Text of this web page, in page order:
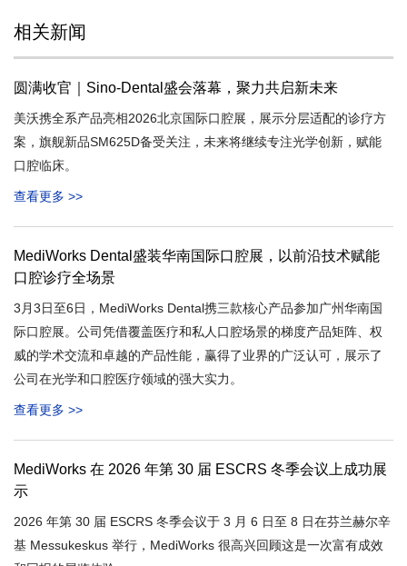
相关新闻
圆满收官｜Sino-Dental盛会落幕，聚力共启新未来
美沃携全系产品亮相2026北京国际口腔展，展示分层适配的诊疗方
案，旗舰新品SM625D备受关注，未来将继续专注光学创新，赋能
口腔临床。
查看更多 >>
MediWorks Dental盛装华南国际口腔展，以前沿技术赋能
口腔诊疗全场景
3月3日至6日，MediWorks Dental携三款核心产品参加广州华南国
际口腔展。公司凭借覆盖医疗和私人口腔场景的梯度产品矩阵、权
威的学术交流和卓越的产品性能，赢得了业界的广泛认可，展示了
公司在光学和口腔医疗领域的强大实力。
查看更多 >>
MediWorks 在 2026 年第 30 届 ESCRS 冬季会议上成功展
示
2026 年第 30 届 ESCRS 冬季会议于 3 月 6 日至 8 日在芬兰赫尔辛
基 Messukeskus 举行，MediWorks 很高兴回顾这是一次富有成效